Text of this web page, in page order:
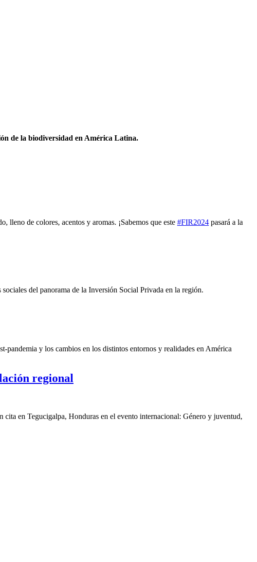
de la biodiversidad en América Latina.
lleno de colores, acentos y aromas. ¡Sabemos que este #FIR2024 pasará a la
del panorama de la Inversión Social Privada en la región.
y los cambios en los distintos entornos y realidades en América
regional
en Tegucigalpa, Honduras en el evento internacional: Género y juventud,